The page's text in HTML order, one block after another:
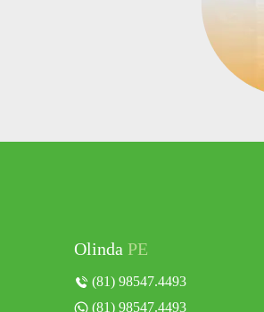
Olinda PE
(81) 98547.4493
(81) 98547.4493